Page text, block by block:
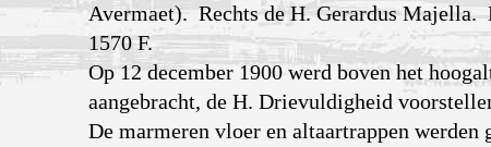
Avermaet). Rechts de H. Gerardus Majella.
1570 F.
Op 12 december 1900 werd boven het
aangebracht, de H. Drievuldigheid
De marmeren vloer en altaartrappen werden